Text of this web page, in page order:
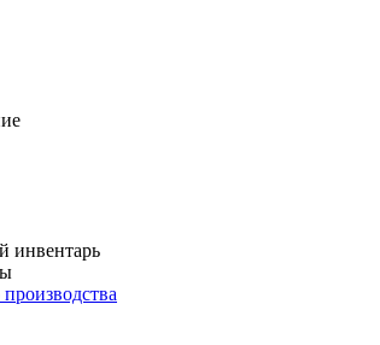
инвентарь